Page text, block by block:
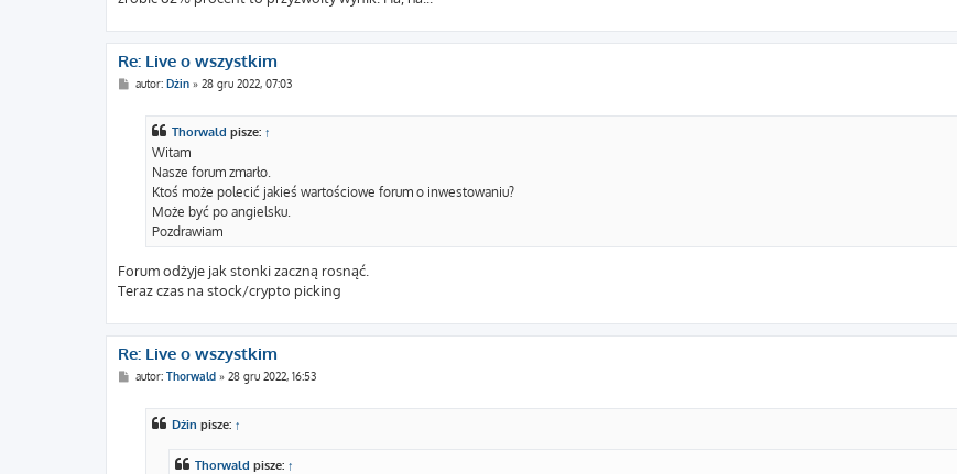
Re: Live o wszystkim
Pautor: Dżin» 28 gru 2022, 07:03
Thorwald pisze: ↑
Witam
Nasze forum zmarło.
Ktoś może polecić jakieś wartościowe forum o inwestowaniu?
Może być po angielsku.
Pozdrawiam
Forum odżyje jak stonki zaczną rosnąć.
Teraz czas na stock/crypto picking
Re: Live o wszystkim
Pautor: Thorwald» 28 gru 2022, 16:53
Dżin pisze: ↑
Thorwald pisze: ↑